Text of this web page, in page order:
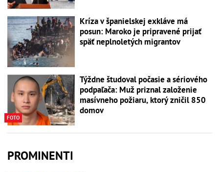
Kríza v španielskej exkláve má
posun: Maroko je pripravené prijať
späť neplnoletých migrantov
FOTO
Týždne študoval počasie a sériového
podpaľača: Muž priznal založenie
masívneho požiaru, ktorý zničil 850
domov
PROMINENTI